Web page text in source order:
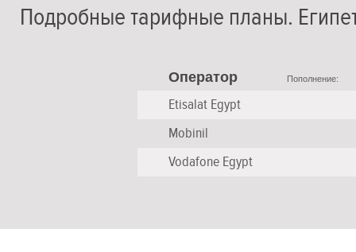
Подробные тарифные планы.
Оператор Пополнение:
Etisalat Egypt
Mobinil
Vodafone Egypt